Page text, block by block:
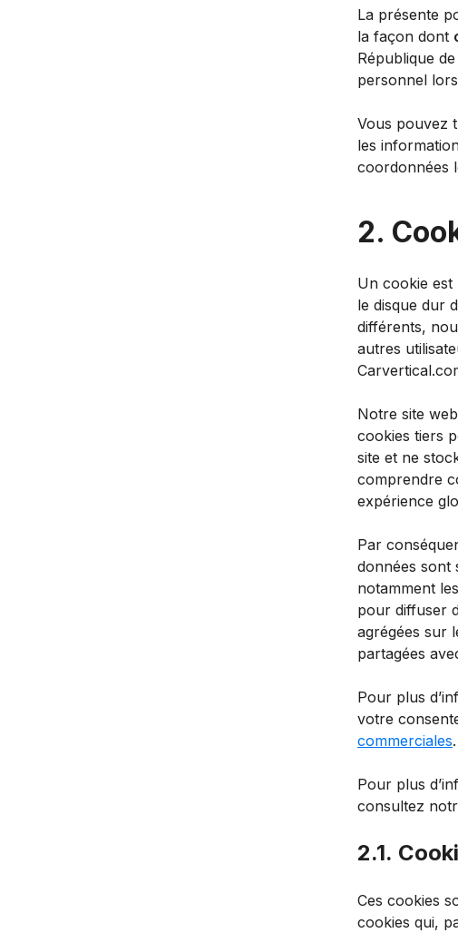
La présente
la façon dont
République
personnel
Vous pouvez
les
coordonnées
2.
Un cookie
le disque dur
différents,
autres
Notre site
cookies tiers
site et ne
comprendre
expérience
Par
données sont
notamment
pour diffuser
agrégées sur
partagées
Pour plus
votre
commerciales.
Pour plus
consultez
2.1.
Ces cookies
cookies qui,